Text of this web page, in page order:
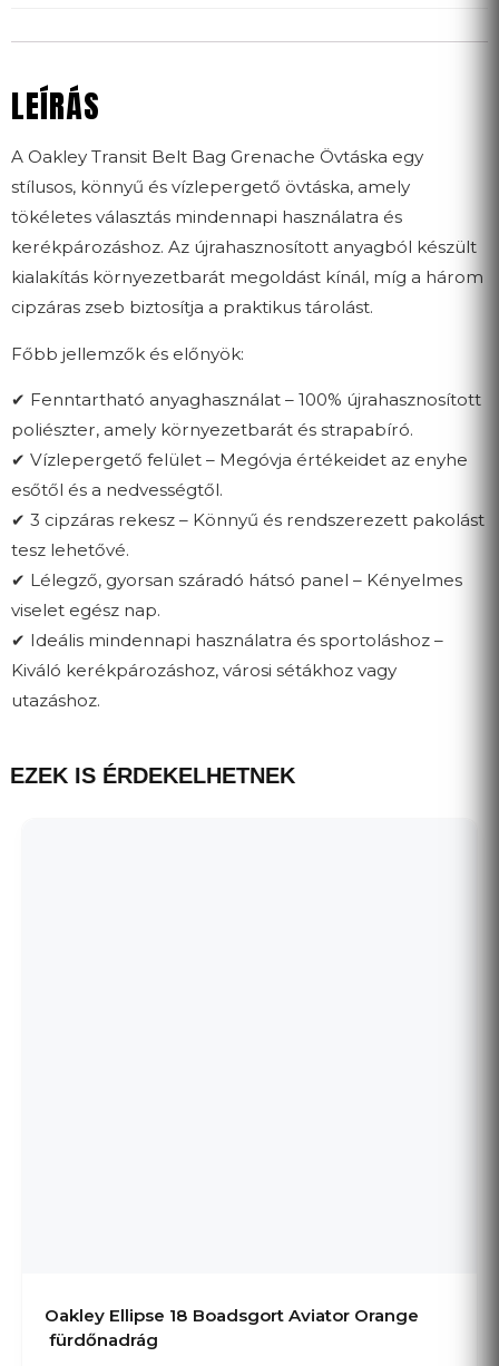
LEÍRÁS
A Oakley Transit Belt Bag Grenache Övtáska egy
stílusos, könnyű és vízlepergető övtáska, amely
tökéletes választás mindennapi használatra és
kerékpározáshoz. Az újrahasznosított anyagból készült
kialakítás környezetbarát megoldást kínál, míg a három
cipzáras zseb biztosítja a praktikus tárolást.
Főbb jellemzők és előnyök:
✔ Fenntartható anyaghasználat – 100% újrahasznosított
poliészter, amely környezetbarát és strapabíró.
✔ Vízlepergető felület – Megóvja értékeidet az enyhe
esőtől és a nedvességtől.
✔ 3 cipzáras rekesz – Könnyű és rendszerezett pakolást
tesz lehetővé.
✔ Lélegző, gyorsan száradó hátsó panel – Kényelmes
viselet egész nap.
✔ Ideális mindennapi használatra és sportoláshoz –
Kiváló kerékpározáshoz, városi sétákhoz vagy
utazáshoz.
EZEK IS ÉRDEKELHETNEK
Oakley Ellipse 18 Boadsgort Aviator Orange
fürdőnadrág